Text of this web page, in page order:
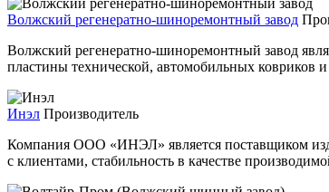
Волжский регенератно-шиноремонтный завод
Волжский регенератно-шиноремонтный завод
пластины технической, автомобильных ковриков
Инэл Производитель
Компания ООО «ИНЭЛ» является поставщиком
с клиентами, стабильность в качестве